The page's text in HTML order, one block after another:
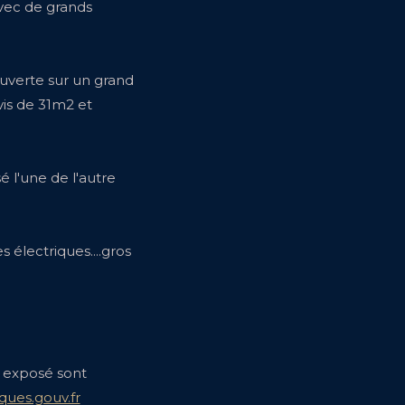
de grands
sur un grand
de 31m2 et
l'une de l'autre
électriques....gros
sont